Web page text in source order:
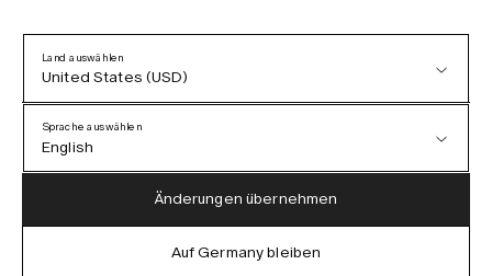
Datenschutzerklärung
AGB
Barrierefreiheit
Cookie-Richtlinie
Land auswählen
United States (USD)
Austria (EUR)
Sprache auswählen
English
German
Änderungen übernehmen
Auf Germany bleiben